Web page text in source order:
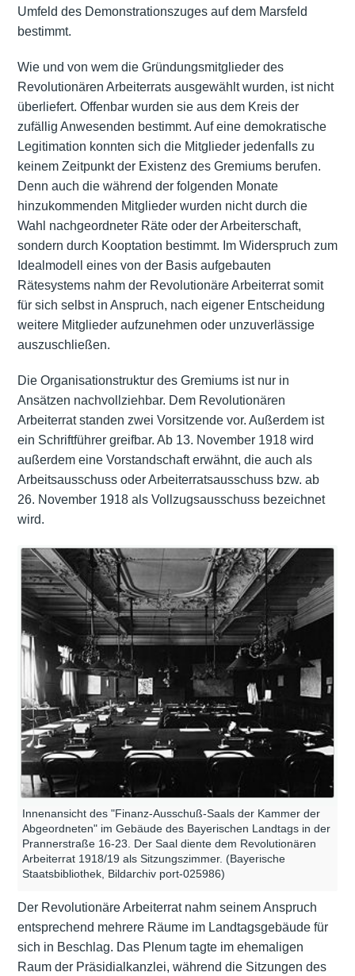
Umfeld des Demonstrationszuges auf dem Marsfeld
bestimmt.
Wie und von wem die Gründungsmitglieder des
Revolutionären Arbeiterrats ausgewählt wurden, ist nicht
überliefert. Offenbar wurden sie aus dem Kreis der
zufällig Anwesenden bestimmt. Auf eine demokratische
Legitimation konnten sich die Mitglieder jedenfalls zu
keinem Zeitpunkt der Existenz des Gremiums berufen.
Denn auch die während der folgenden Monate
hinzukommenden Mitglieder wurden nicht durch die
Wahl nachgeordneter Räte oder der Arbeiterschaft,
sondern durch Kooptation bestimmt. Im Widerspruch zum
Idealmodell eines von der Basis aufgebauten
Rätesystemsnahm der Revolutionäre Arbeiterrat somit
für sich selbst in Anspruch, nach eigener Entscheidung
weitere Mitglieder aufzunehmen oder unzuverlässige
auszuschließen.
Die Organisationstruktur des Gremiums ist nur in
Ansätzen nachvollziehbar. Dem Revolutionären
Arbeiterrat standen zwei Vorsitzende vor. Außerdem ist
ein Schriftführer greifbar. Ab 13. November 1918 wird
außerdem eine Vorstandschaft erwähnt, die auch als
Arbeitsausschuss oder Arbeiterratsausschuss bzw. ab
26. November 1918 als Vollzugsausschuss bezeichnet
wird.
Innenansicht des "Finanz-Ausschuß-Saals der Kammer der
Abgeordneten" im Gebäude des Bayerischen Landtags in der
Prannerstraße 16-23. Der Saal diente dem Revolutionären
Arbeiterrat 1918/19 als Sitzungszimmer. (Bayerische
Staatsbibliothek, Bildarchiv port-025986)
Der Revolutionäre Arbeiterrat nahm seinem Anspruch
entsprechend mehrere Räume im Landtagsgebäude für
sich in Beschlag. Das Plenum tagte im ehemaligen
Raum der Präsidialkanzlei, während die Sitzungen des